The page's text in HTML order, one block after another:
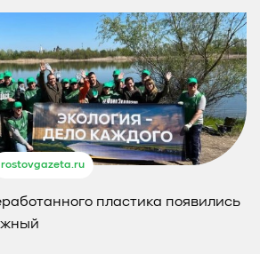
rostovgazeta.ru
пластика появились